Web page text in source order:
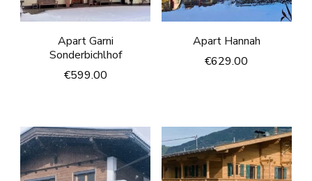
Apart Garni
Sonderbichlhof
€599.00
Apart Hannah
€629.00